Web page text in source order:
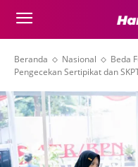
Beranda Nasional
Beda
Pengecekan Sertipikat dan